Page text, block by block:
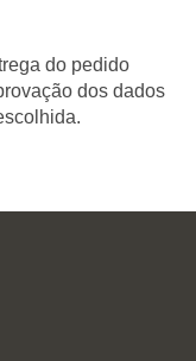
do pedido
dos dados